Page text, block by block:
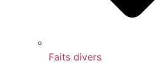
Faits divers